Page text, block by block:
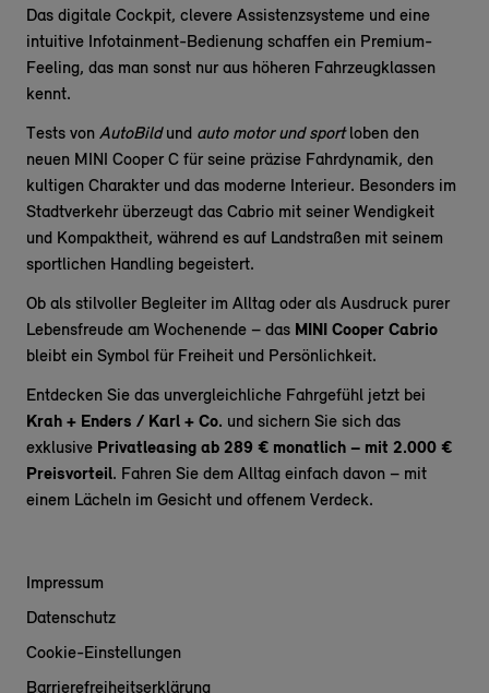
Das digitale Cockpit, clevere Assistenzsysteme und eine
intuitive Infotainment-Bedienung schaffen ein Premium-
Feeling, das man sonst nur aus höheren Fahrzeugklassen
kennt.
Tests von AutoBildund auto motor und sportloben den
neuen MINI Cooper C für seine präzise Fahrdynamik, den
kultigen Charakter und das moderne Interieur. Besonders im
Stadtverkehr überzeugt das Cabrio mit seiner Wendigkeit
und Kompaktheit, während es auf Landstraßen mit seinem
sportlichen Handling begeistert.
Ob als stilvoller Begleiter im Alltag oder als Ausdruck purer
Lebensfreude am Wochenende – das MINI Cooper Cabrio
bleibt ein Symbol für Freiheit und Persönlichkeit.
Entdecken Sie das unvergleichliche Fahrgefühl jetzt bei
Krah + Enders / Karl + Co. und sichern Sie sich das
exklusive Privatleasing ab 289 € monatlich – mit 2.000 €
Preisvorteil. Fahren Sie dem Alltag einfach davon – mit
einem Lächeln im Gesicht und offenem Verdeck.
Impressum
Datenschutz
Cookie-Einstellungen
Barrierefreiheitserklärung